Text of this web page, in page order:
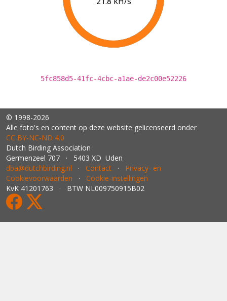
5fc858d5-41fc-4cbc-a1ae-de2c00e52226
© 1998-2026
Alle foto's en content op deze website gelicenseerd onder
CC BY‑NC‑ND 4.0
Dutch Birding Association
Germenzeel 707 · 5403 XD Uden
dba@dutchbirding.nl · Contact · Privacy- en
Cookievoorwaarden · Cookie-instellingen
KvK 41201763 · BTW NL009750915B02